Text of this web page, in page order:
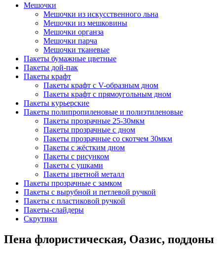
Мешочки
Мешочки из искусственного льна
Мешочки из мешковины
Мешочки органза
Мешочки парча
Мешочки тканевые
Пакеты бумажные цветные
Пакеты дой-пак
Пакеты крафт
Пакеты крафт с V-образным дном
Пакеты крафт с прямоугольным дном
Пакеты курьерские
Пакеты полипропиленовые и полиэтиленовые
Пакеты прозрачные 25-30мкм
Пакеты прозрачные с дном
Пакеты прозрачные со скотчем 30мкм
Пакеты с жёстким дном
Пакеты с рисунком
Пакеты с ушками
Пакеты цветной металл
Пакеты прозрачные с замком
Пакеты с вырубной и петлевой ручкой
Пакеты с пластиковой ручкой
Пакеты-слайдеры
Скрутики
Пена флористическая, Оазис, поддоны